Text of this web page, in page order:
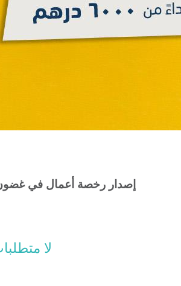
إصدار رخصة أعمال في
لا